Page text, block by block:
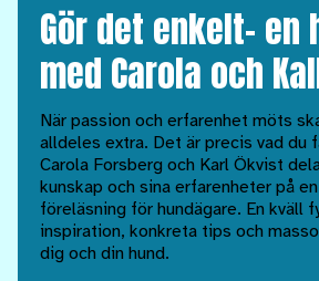
Gör det enkelt– en
med Carola och
När passion och erfarenhet möts
alldeles extra. Det är precis vad du
Carola Forsberg och Karl Ökvist
kunskap och sina erfarenheter på
föreläsning för hundägare. En kväll
inspiration, konkreta tips och
dig och din hund.